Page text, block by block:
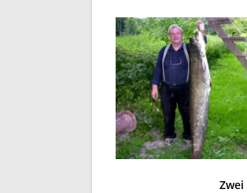
Zwei kapitale